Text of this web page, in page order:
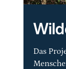
Das